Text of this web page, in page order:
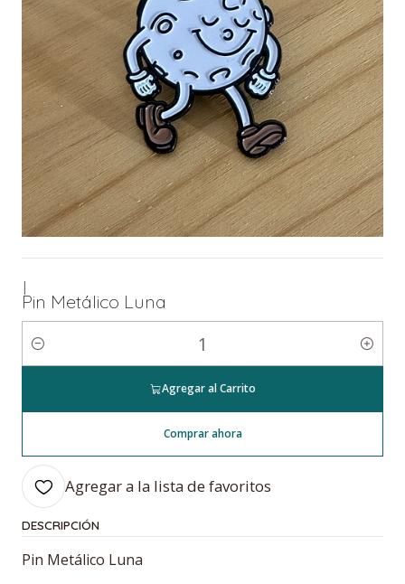
|
Pin Metálico Luna
Cantidad
Agregar al Carrito
Comprar ahora
Agregar a la lista de favoritos
DESCRIPCIÓN
Pin Metálico Luna